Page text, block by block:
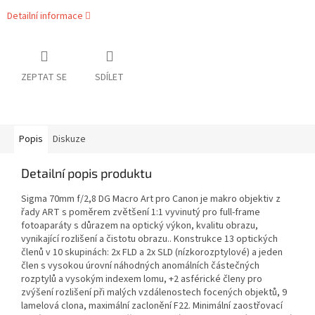
Detailní informace
ZEPTAT SE SDÍLET
Popis Diskuze
Detailní popis produktu
Sigma 70mm f/2,8 DG Macro Art pro Canon je makro objektiv z
řady ART s poměrem zvětšení 1:1 vyvinutý pro full-frame
fotoaparáty s důrazem na optický výkon, kvalitu obrazu,
vynikající rozlišení a čistotu obrazu.. Konstrukce 13 optických
členů v 10 skupinách: 2x FLD a 2x SLD (nízkorozptylové) a jeden
člen s vysokou úrovní náhodných anomálních částečných
rozptylů a vysokým indexem lomu, +2 asférické členy pro
zvýšení rozlišení při malých vzdálenostech focených objektů, 9
lamelová clona, maximální zaclonění F22. Minimální zaostřovací